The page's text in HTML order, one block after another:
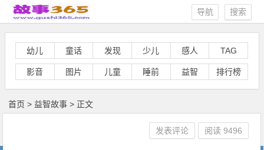
搜索
导航
幼儿 童话 发现 少儿 感人 TAG
影音 图片 儿童 睡前 益智 排行榜
首页 > 益智故事 > 正文
发表评论 阅读9496